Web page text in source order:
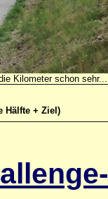
Kilometer schon sehr...
Hälfte + Ziel)